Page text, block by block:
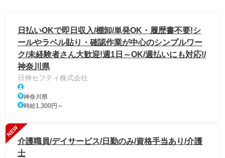
日払いOKで即日収入/棚卸/単発OK・履歴書不要!シ
ールやラベル貼り・確認作業が中心のシンプルワー
ク/未経験者さん大歓迎!週1日～OK/週払いにも対応!/
神奈川県
日伸セフティ株式会社
神奈川県
時給1,300円～
NEW
介護職員/デイサービス/日勤のみ/資格手当あり/介護
士